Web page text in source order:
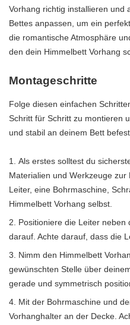
Vorhang richtig installieren und
Bettes anpassen, um ein
die romantische Atmosphäre
den dein Himmelbett Vorhang
Montageschritte
Folge diesen einfachen
Schritt für Schritt zu montieren
und stabil an deinem Bett
Als erstes solltest du
Materialien und Werkzeuge
Leiter, eine Bohrmaschine,
Himmelbett Vorhang selbst.
Positioniere die Leiter
darauf. Achte darauf, dass die
Nimm den Himmelbett
gewünschten Stelle über
gerade und symmetrisch
Mit der Bohrmaschine und
Vorhanghalter an der Decke.